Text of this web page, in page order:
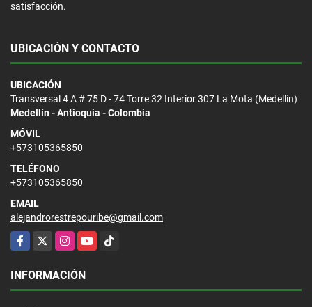
satisfacción.
UBICACIÓN Y CONTACTO
UBICACIÓN
Transversal 4 A # 75 D - 74 Torre 32 Interior 307 La Mota (Medellín)
Medellín - Antioquia - Colombia
MÓVIL
+573105365850
TELÉFONO
+573105365850
EMAIL
alejandrorestrepouribe@gmail.com
Facebook
X InstagramYouTubeTikTok
INFORMACIÓN